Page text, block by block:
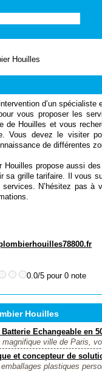
Houilles
d’un spécialiste
vous proposer les
de Houilles et vous
Vous devez le visiter
de différentes
Houilles propose aussi
sa grille tarifaire. Il vous
N’hésitez pas à
0.0/5 pour 0 note
Houilles
Echangeable en
ville de Paris,
et concepteur de
plastiques